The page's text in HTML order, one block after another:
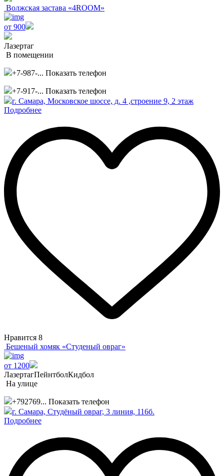
Волжская застава «4ROOM»
от 900
Лазертаг
В помещении
+7-987-... Показать телефон
+7-917-... Показать телефон
г. Самара, Московское шоссе, д. 4 ,строение 9, 2 этаж
Подробнее
Нравится 8
Бешеный хомяк «Студеный овраг»
от 1200
ЛазертагПейнтболКидбол
На улице
+792769... Показать телефон
г. Самара, Студёный овраг, 3 линия, 116б.
Подробнее